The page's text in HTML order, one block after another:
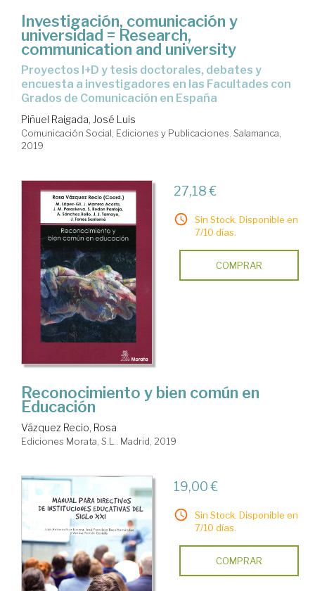
Investigación, comunicación y
universidad = Research,
communication and university
proyectos I+D y tesis doctorales, debates y
encuesta a investigadores en las Facultades con
Grados de Comunicación en España
Piñuel Raigada, José Luis
Comunicación Social, Ediciones y Publicaciones. Salamanca,
2019
27,18 €
Sin Stock. Disponible en
7/10 días.
COMPRAR
Reconocimiento y bien común en
Educación
Vázquez Recio, Rosa
Ediciones Morata, S.L.. Madrid, 2019
19,00 €
Sin Stock. Disponible en
7/10 días.
COMPRAR